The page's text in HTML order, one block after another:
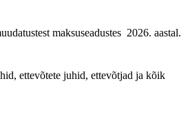
maksuseadustes 2026. aastal.
ettevõtete juhid, ettevõtjad ja kõik